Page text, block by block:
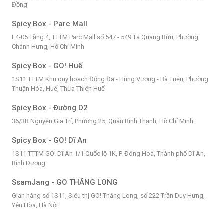
Đồng
Spicy Box - Parc Mall
L4-05 Tầng 4, TTTM Parc Mall số 547 - 549 Tạ Quang Bửu, Phường
Chánh Hưng, Hồ Chí Minh
Spicy Box - GO! Huế
1S11 TTTM Khu quy hoạch Đống Đa - Hùng Vương - Bà Triệu, Phường
Thuận Hóa, Huế, Thừa Thiên Huế
Spicy Box - Đường D2
36/3B Nguyễn Gia Trí, Phường 25, Quận Bình Thạnh, Hồ Chí Minh
Spicy Box - GO! Dĩ An
1S11 TTTM GO! Dĩ An 1/1 Quốc lộ 1K, P. Đông Hoà, Thành phố Dĩ An,
Bình Dương
SsamJang - GO THĂNG LONG
Gian hàng số 1S11, Siêu thị GO! Thăng Long, số 222 Trần Duy Hưng,
Yên Hòa, Hà Nội